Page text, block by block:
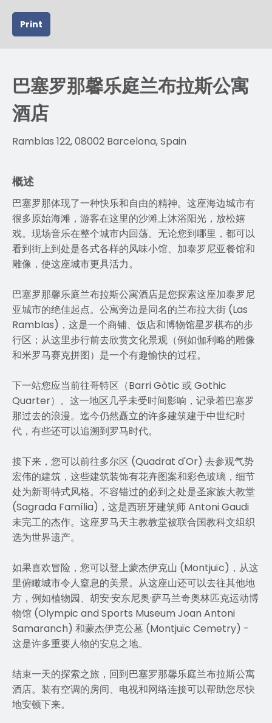
Print
巴塞罗那馨乐庭兰布拉斯公寓
酒店
Ramblas 122, 08002 Barcelona, Spain
概述
巴塞罗那体现了一种快乐和自由的精神。这座海边城市有
很多原始海滩，游客在这里的沙滩上沐浴阳光，放松嬉
戏。现场音乐在整个城市内回荡。无论您到哪里，都可以
看到街上到处是各式各样的风味小馆、加泰罗尼亚餐馆和
雕像，使这座城市更具活力。
巴塞罗那馨乐庭兰布拉斯公寓酒店是您探索这座加泰罗尼
亚城市的绝佳起点。公寓旁边是同名的兰布拉大街 (Las
Ramblas)，这是一个商铺、饭店和博物馆星罗棋布的步
行区；从这里步行前去欣赏文化景观（例如伽利略的雕像
和米罗马赛克拼图）是一个有趣愉快的过程。
下一站您应当前往哥特区（Barri Gòtic 或 Gothic
Quarter）。这一地区几乎未受时间影响，记录着巴塞罗
那过去的浪漫。迄今仍然矗立的许多建筑建于中世纪时
代，有些还可以追溯到罗马时代。
接下来，您可以前往多尔区 (Quadrat d'Or) 去参观气势
宏伟的建筑，这些建筑装饰有花卉图案和彩色玻璃，细节
处为新哥特式风格。不容错过的必到之处是圣家族大教堂
(Sagrada Família)，这是西班牙建筑师 Antoni Gaudi
未完工的杰作。这座罗马天主教教堂被联合国教科文组织
选为世界遗产。
如果喜欢冒险，您可以登上蒙杰伊克山 (Montjuïc)，从这
里俯瞰城市令人窒息的美景。从这座山还可以去往其他地
方，例如植物园、胡安·安东尼奥·萨马兰奇奥林匹克运动博
物馆 (Olympic and Sports Museum Joan Antoni
Samaranch) 和蒙杰伊克公墓 (Montjuïc Cemetry) -
这是许多重要人物的安息之地。
结束一天的探索之旅，回到巴塞罗那馨乐庭兰布拉斯公寓
酒店。装有空调的房间、电视和网络连接可以帮助您尽快
地安顿下来。